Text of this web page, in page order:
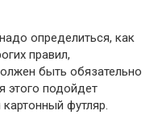
определиться, как
правил,
быть обязательно
этого подойдет
футляр.